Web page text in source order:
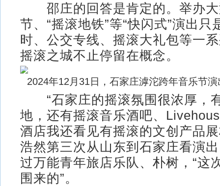
邵庄的回答是肯定的。举办大
节、“摇滚地铁”等“快闪式”演出只
时、公交专线、摇滚大礼包等一
摇滚之城不止停留在概念。
2024年12月31日，石家庄滹沱跨年音乐节
“石家庄的摇滚氛围很浓厚，
地，还有摇滚音乐酒吧、
酒店我还看见有摇滚的文创产品
浩然第三次从山东到石家庄看演
过万能青年旅店乐队、朴树，“这
围来的”。